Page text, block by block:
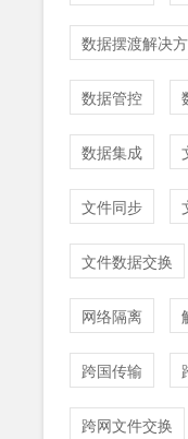
数据摆渡解决
数据管控
数据集成
文件同步
文件数据交换
网络隔离
跨国传输
跨网文件交换